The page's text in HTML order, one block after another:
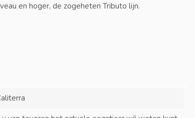
en hoger, de zogeheten Tributo lijn.